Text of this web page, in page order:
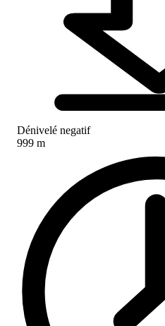
Dénivelé negatif
999 m